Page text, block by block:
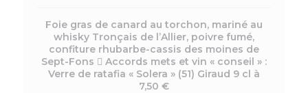
Foie gras de canard au torchon, mariné au
whisky Tronçais de l’Allier, poivre fumé,
confiture rhubarbe-cassis des moines de
Sept-Fons  Accords mets et vin « conseil » :
Verre de ratafia « Solera » (51) Giraud 9 cl à
7,50 €